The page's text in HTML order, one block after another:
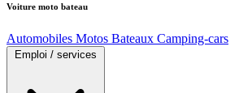
Voiture moto bateau
Automobiles Motos Bateaux Camping-cars
Emploi / services